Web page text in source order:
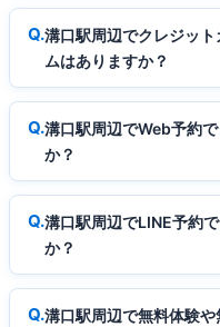
溝口駅周辺でクレジッ
ムはありますか？
溝口駅周辺でWeb予約
か？
溝口駅周辺でLINE予約
か？
溝口駅周辺で無料体験